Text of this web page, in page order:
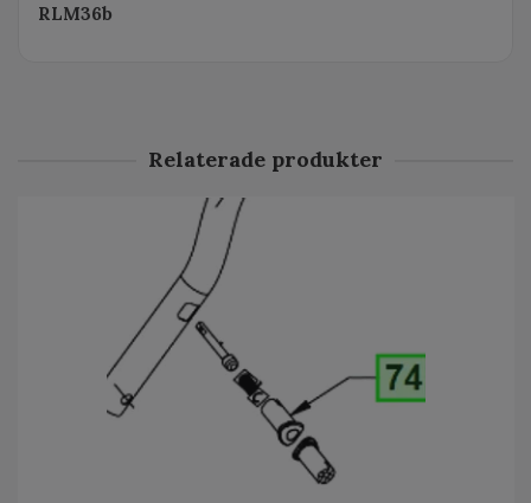
RLM36b
Relaterade produkter